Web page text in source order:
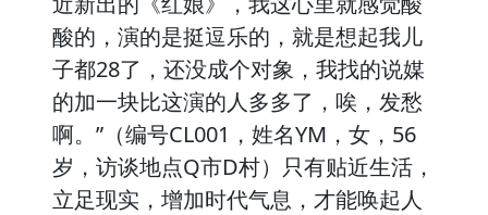
酸的，演的是挺逗乐的，就是想起我儿
子都28了，还没成个对象，我找的说媒
的加一块比这演的人多多了，唉，发愁
啊。”（编号CL001，姓名YM，女，56
岁，访谈地点Q市D村）只有贴近生活，
立足现实，增加时代气息，才能唤起人